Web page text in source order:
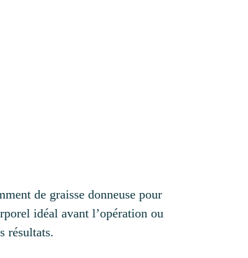
de graisse donneuse pour
idéal avant l’opération ou
résultats.